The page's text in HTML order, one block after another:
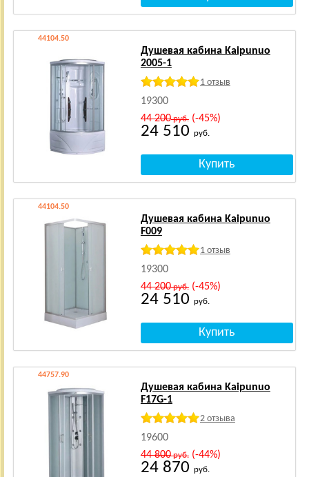
44104.50
Душевая кабина Kaipunuo
2005-1
1 отзыв
19300
44 200руб.(-45%)
24 510 руб.
44104.50
Душевая кабина Kaipunuo
F009
1 отзыв
19300
44 200руб.(-45%)
24 510 руб.
44757.90
Душевая кабина Kaipunuo
F17G-1
2 отзыва
19600
44 800руб.(-44%)
24 870 руб.